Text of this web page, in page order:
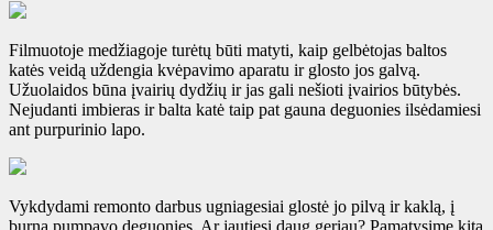
Filmuotoje medžiagoje turėtų būti matyti, kaip gelbėtojas baltos
katės veidą uždengia kvėpavimo aparatu ir glosto jos galvą.
Užuolaidos būna įvairių dydžių ir jas gali nešioti įvairios būtybės.
Nejudanti imbieras ir balta katė taip pat gauna deguonies ilsėdamiesi
ant purpurinio lapo.
Vykdydami remonto darbus ugniagesiai glostė jo pilvą ir kaklą, į
burną pumpavo deguonies. Ar jautiesi daug geriau? Pamatysime kitą